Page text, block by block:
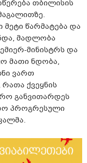
თბილისის
წარმატება და
მადლობა
მინისტრს და
მათი ნდობა,
ვართ
ქვეყნის
განვითარდეს
პროგრესული
.